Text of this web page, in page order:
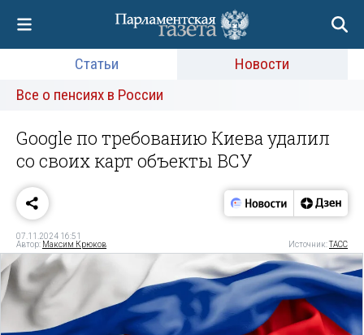
Статьи
Новости
Все о пенсиях в России
Google по требованию Киева удалил
со своих карт объекты ВСУ
07.11.2024 16:51
Автор: Максим Крюков Источник:ТАСС